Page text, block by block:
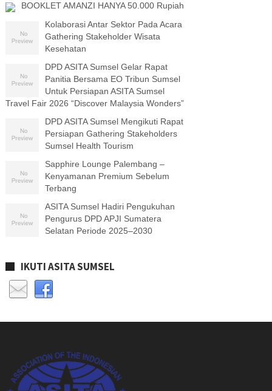
BOOKLET AMANZI HANYA 50.000 Rupiah
Kolaborasi Antar Sektor Pada Acara
Gathering Stakeholder Wisata
Kesehatan
DPD ASITA Sumsel Gelar Rapat
Panitia Bersama EO Tribun Sumsel
Untuk Persiapan ASITA Sumsel
Travel Fair 2026 “Discover Malaysia Wonders”
DPD ASITA Sumsel Mengikuti Rapat
Persiapan Gathering Stakeholders
Sumsel Health Tourism
Sapphire Lounge Palembang –
Kenyamanan Premium Sebelum
Terbang
ASITA Sumsel Hadiri Pengukuhan
Pengurus DPD APJI Sumatera
Selatan Periode 2025–2030
IKUTI ASITA SUMSEL